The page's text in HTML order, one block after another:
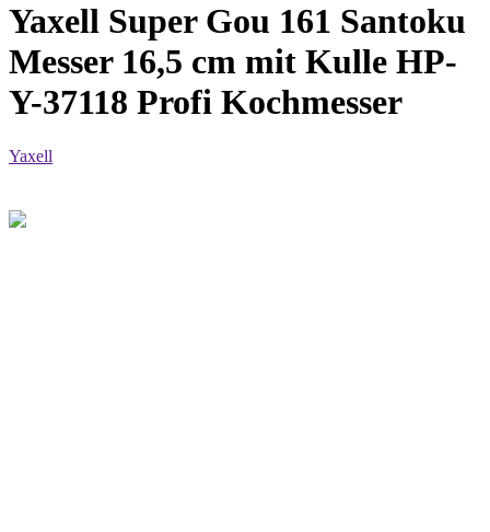
Yaxell Super Gou 161 Santoku
Messer 16,5 cm mit Kulle HP-
Y-37118 Profi Kochmesser
Yaxell